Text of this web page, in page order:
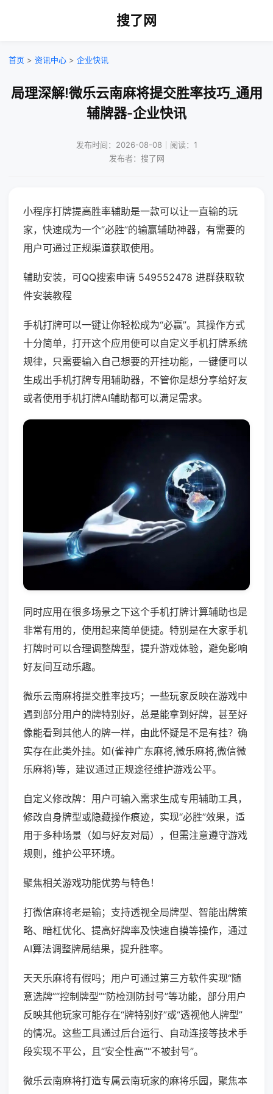
搜了网
首页 > 资讯中心 > 企业快讯
局理深解!微乐云南麻将提交胜率技巧_通用
辅牌器-企业快讯
发布时间：2026-08-08｜阅读：1
发布者：搜了网
小程序打牌提高胜率辅助是一款可以让一直输的玩
家，快速成为一个“必胜”的输赢辅助神器，有需要的
用户可通过正规渠道获取使用。
辅助安装，可QQ搜索申请 549552478 进群获取软
件安装教程
手机打牌可以一键让你轻松成为“必赢”。其操作方式
十分简单，打开这个应用便可以自定义手机打牌系统
规律，只需要输入自己想要的开挂功能，一键便可以
生成出手机打牌专用辅助器，不管你是想分享给好友
或者使用手机打牌AI辅助都可以满足需求。
同时应用在很多场景之下这个手机打牌计算辅助也是
非常有用的，使用起来简单便捷。特别是在大家手机
打牌时可以合理调整牌型，提升游戏体验，避免影响
好友间互动乐趣。
微乐云南麻将提交胜率技巧；一些玩家反映在游戏中
遇到部分用户的牌特别好，总是能拿到好牌，甚至好
像能看到其他人的牌一样，由此怀疑是不是有挂？确
实存在此类外挂。如(雀神广东麻将,微乐麻将,微信微
乐麻将)等，建议通过正规途径维护游戏公平。
自定义修改牌：用户可输入需求生成专用辅助工具，
修改自身牌型或隐藏操作痕迹，实现“必胜”效果，适
用于多种场景（如与好友对局），但需注意遵守游戏
规则，维护公平环境。
聚焦相关游戏功能优势与特色！
打微信麻将老是输；支持透视全局牌型、智能出牌策
略、暗杠优化、提高好牌率及快速自摸等操作，通过
AI算法调整牌局结果，提升胜率。
天天乐麻将有假吗；用户可通过第三方软件实现“随
意选牌”“控制牌型”“防检测防封号”等功能，部分用户
反映其他玩家可能存在“牌特别好”或“透视他人牌型”
的情况。这些工具通过后台运行、自动连接等技术手
段实现不平公，且“安全性高”“不被封号”。
微乐云南麻将打造专属云南玩家的麻将乐园，聚焦本